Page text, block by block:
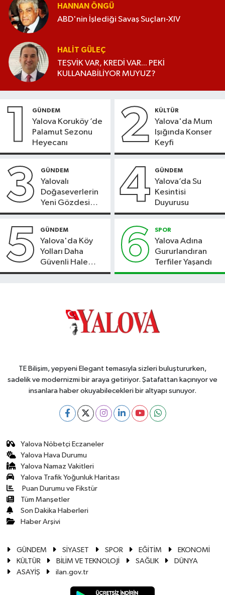
HANNAN ÖNGÜ
ABD'nin İşlediği Savaş Suçları-XIV
HALIT GÜLEÇ
TEŞVİK VAR, KREDİ VAR... PEKİ
KULLANABİLİYOR MUYUZ?
1 GÜNDEM
Yalova Koruköy ’de
Palamut Sezonu
Heyecanı
2 KÜLTÜR
Yalova'da Mum
Işığında Konser
Keyfi
3 GÜNDEM
Yalovalı
Doğaseverlerin
Yeni Gözdesi
Bolu'daki Meyve
4 GÜNDEM
Yalova’da Su
Kesintisi
Duyurusu
5 GÜNDEM
Yalova'da Köy
Yolları Daha
Güvenli Hale
Geliyor
6 SPOR
Yalova Adına
Gururlandıran
Terfiler Yaşandı
TE Bilişim, yepyeni Elegant temasıyla sizleri buluştururken,
sadelik ve modernizmi bir araya getiriyor. Şatafattan kaçınıyor ve
insanlara haber okuyabilecekleri bir altyapı sunuyor.
Yalova Nöbetçi Eczaneler
Yalova Hava Durumu
Yalova Namaz Vakitleri
Yalova Trafik Yoğunluk Haritası
Puan Durumu ve Fikstür
Tüm Manşetler
Son Dakika Haberleri
Haber Arşivi
GÜNDEM SİYASET SPOR EĞİTİM
EKONOMİ
KÜLTÜR
BİLİM VE TEKNOLOJİ SAĞLIK
DÜNYA
ASAYİŞ
ilan.gov.tr